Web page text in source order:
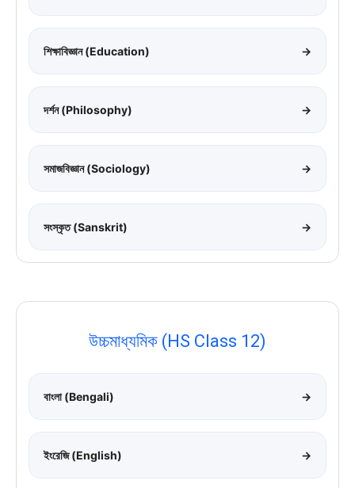
শিক্ষাবিজ্ঞান (Education) →
দর্শন (Philosophy) →
সমাজবিজ্ঞান (Sociology) →
সংস্কৃত (Sanskrit) →
উচ্চমাধ্যমিক (HS Class 12)
বাংলা (Bengali) →
ইংরেজি (English) →